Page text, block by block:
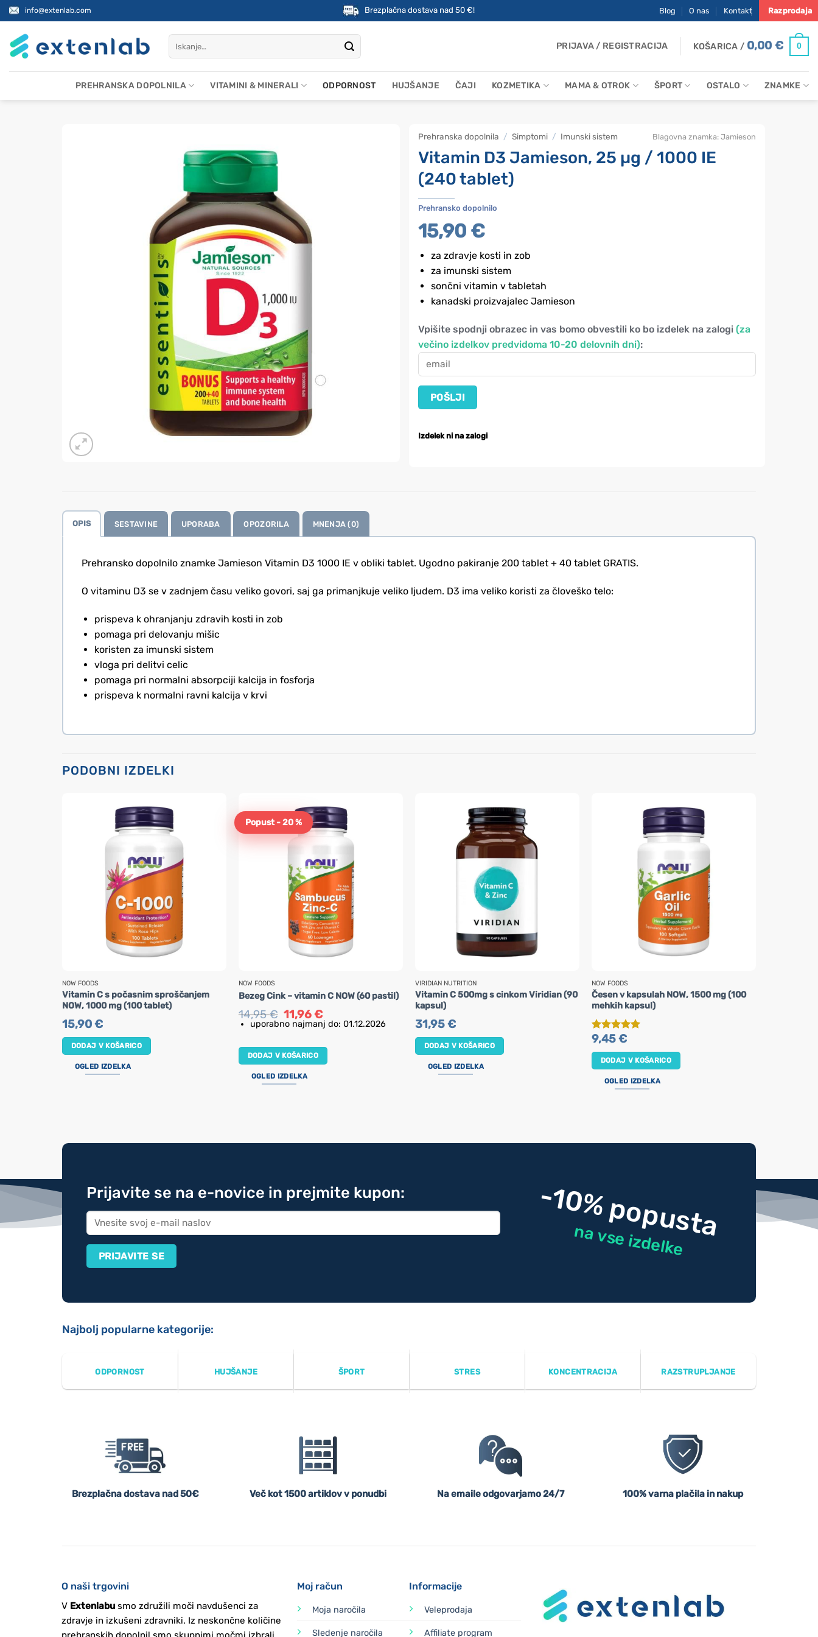
Skoči
na
vsebino
info@extenlab.com Brezplačna dostava nad 50 €! Blog O nas Kontakt Razprodaja
PRIJAVA / REGISTRACIJA KOŠARICA / 0,00€ 0
PREHRANSKA DOPOLNILA VITAMINI & MINERALI ODPORNOST HUJŠANJE ČAJI KOZMETIKA MAMA & OTROK ŠPORT OSTALO ZNAMKE
Prehranska dopolnila / Simptomi / Imunski sistem
Vitamin D3 Jamieson, 25 µg / 1000 IE
(240 tablet)
Prehransko dopolnilo
15,90 €
za zdravje kosti in zob
za imunski sistem
sončni vitamin v tabletah
kanadski proizvajalec Jamieson
Vpišite spodnji obrazec in vas bomo obvestili ko bo izdelek na zalogi (za
večino izdelkov predvidoma 10-20 delovnih dni):
Izdelek ni na zalogi
Blagovna znamka: Jamieson
OPIS SESTAVINE UPORABA OPOZORILA MNENJA (0)
Prehransko dopolnilo znamke Jamieson Vitamin D3 1000 IE v obliki tablet. Ugodno pakiranje 200 tablet + 40 tablet GRATIS.
O vitaminu D3 se v zadnjem času veliko govori, saj ga primanjkuje veliko ljudem. D3 ima veliko koristi za človeško telo:
prispeva k ohranjanju zdravih kosti in zob
pomaga pri delovanju mišic
koristen za imunski sistem
vloga pri delitvi celic
pomaga pri normalni absorpciji kalcija in fosforja
prispeva k normalni ravni kalcija v krvi
PODOBNI IZDELKI
NOW FOODS
Vitamin C s počasnim sproščanjem
NOW, 1000 mg (100 tablet)
15,90€
DODAJ V KOŠARICO
OGLED IZDELKA
Popust - 20 %
NOW FOODS
Bezeg Cink – vitamin C NOW (60 pastil)
14,95€ Izvirna
cena
je
14,95 €.
11,96€Trenutna
cena
je:
uporabno najmanj do: 01.12.2026
DODAJ V KOŠARICO
OGLED IZDELKA
VIRIDIAN NUTRITION
Vitamin C 500mg s cinkom Viridian (90
kapsul)
31,95€
DODAJ V KOŠARICO
OGLED IZDELKA
NOW FOODS
Česen v kapsulah NOW, 1500 mg (100
mehkih kapsul)
Ocenjeno
9,45€
DODAJ V KOŠARICO
OGLED IZDELKA
Prijavite se na e-novice in prejmite kupon: -10% popusta
na vse izdelke
Najbolj popularne kategorije:
ODPORNOST HUJŠANJE ŠPORT STRES KONCENTRACIJA RAZSTRUPLJANJE
Brezplačna dostava nad 50€ Več kot 1500 artiklov v ponudbi Na emaile odgovarjamo 24/7 100% varna plačila in nakup
O naši trgovini
V Extenlabusmo združili moči navdušenci za
zdravje in izkušeni zdravniki. Iz neskončne količine
Moj račun
Moja naročila
Sledenje naročila
Informacije
Veleprodaja
Affiliate program